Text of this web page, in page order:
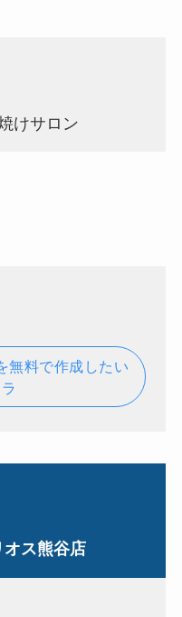
けサロン
無料で作成したい
オス熊谷店